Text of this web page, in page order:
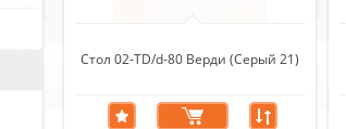
Стол 02-TD/d-80 Верди (Серый 21)